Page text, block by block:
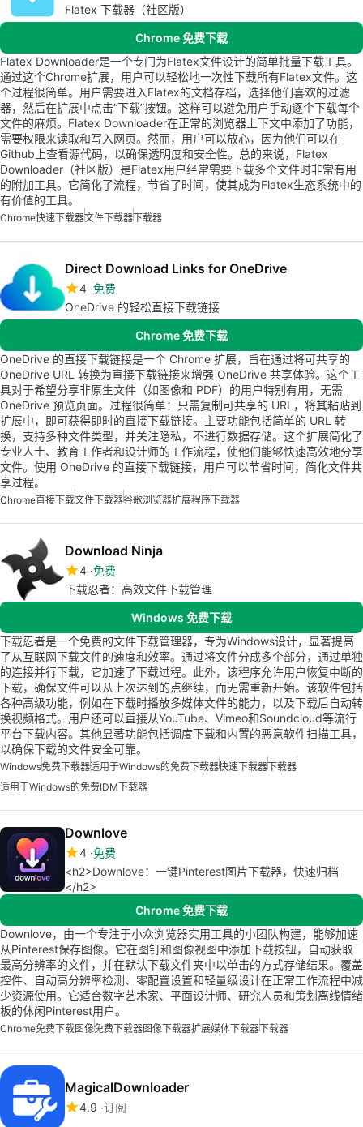
Flatex 下载器（社区版）
Chrome 免费下载
Flatex Downloader是一个专门为Flatex文件设计的简单批量下载工具。
通过这个Chrome扩展，用户可以轻松地一次性下载所有Flatex文件。这
个过程很简单。用户需要进入Flatex的文档存档，选择他们喜欢的过滤
器，然后在扩展中点击“下载”按钮。这样可以避免用户手动逐个下载每个
文件的麻烦。Flatex Downloader在正常的浏览器上下文中添加了功能，
需要权限来读取和写入网页。然而，用户可以放心，因为他们可以在
Github上查看源代码，以确保透明度和安全性。总的来说，Flatex
Downloader（社区版）是Flatex用户经常需要下载多个文件时非常有用
的附加工具。它简化了流程，节省了时间，使其成为Flatex生态系统中的
有价值的工具。
Chrome快速下载器文件下载器下载器
Direct Download Links for OneDrive
4 免费
OneDrive 的轻松直接下载链接
Chrome 免费下载
OneDrive 的直接下载链接是一个 Chrome 扩展，旨在通过将可共享的
OneDrive URL 转换为直接下载链接来增强 OneDrive 共享体验。这个工
具对于希望分享非原生文件（如图像和 PDF）的用户特别有用，无需
OneDrive 预览页面。过程很简单：只需复制可共享的 URL，将其粘贴到
扩展中，即可获得即时的直接下载链接。主要功能包括简单的 URL 转
换，支持多种文件类型，并关注隐私，不进行数据存储。这个扩展简化了
专业人士、教育工作者和设计师的工作流程，使他们能够快速高效地分享
文件。使用 OneDrive 的直接下载链接，用户可以节省时间，简化文件共
享过程。
Chrome直接下载文件下载器谷歌浏览器扩展程序下载器
Download Ninja
4 免费
下载忍者：高效文件下载管理
Windows 免费下载
下载忍者是一个免费的文件下载管理器，专为Windows设计，显著提高
了从互联网下载文件的速度和效率。通过将文件分成多个部分，通过单独
的连接并行下载，它加速了下载过程。此外，该程序允许用户恢复中断的
下载，确保文件可以从上次达到的点继续，而无需重新开始。该软件包括
各种高级功能，例如在下载时播放多媒体文件的能力，以及下载后自动转
换视频格式。用户还可以直接从YouTube、Vimeo和Soundcloud等流行
平台下载内容。其他显著功能包括调度下载和内置的恶意软件扫描工具，
以确保下载的文件安全可靠。
Windows免费下载器适用于Windows的免费下载器快速下载器下载器
适用于Windows的免费IDM下载器
Downlove
4 免费
<h2>Downlove：一键Pinterest图片下载器，快速归档
</h2>
Chrome 免费下载
Downlove，由一个专注于小众浏览器实用工具的小团队构建，能够加速
从Pinterest保存图像。它在图钉和图像视图中添加下载按钮，自动获取
最高分辨率的文件，并在默认下载文件夹中以单击的方式存储结果。覆盖
控件、自动高分辨率检测、零配置设置和轻量级设计在正常工作流程中减
少资源使用。它适合数字艺术家、平面设计师、研究人员和策划离线情绪
板的休闲Pinterest用户。
Chrome免费下载图像免费下载器图像下载器扩展媒体下载器下载器
MagicalDownloader
4.9 订阅